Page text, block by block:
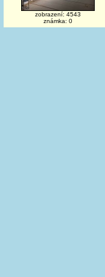
zobrazení: 4543
známka: 0